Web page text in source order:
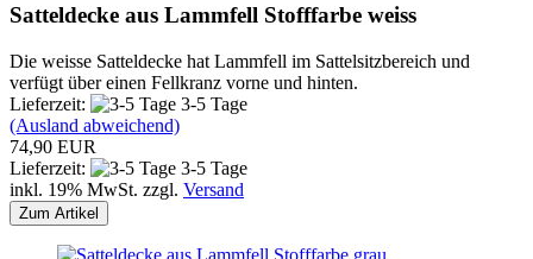
Satteldecke aus Lammfell Stofffarbe weiss
Die weisse Satteldecke hat Lammfell im Sattelsitzbereich und
verfügt über einen Fellkranz vorne und hinten.
Lieferzeit:
3-5 Tage
(Ausland abweichend)
74,90 EUR
Lieferzeit:
3-5 Tage
inkl. 19% MwSt. zzgl. Versand
Zum Artikel